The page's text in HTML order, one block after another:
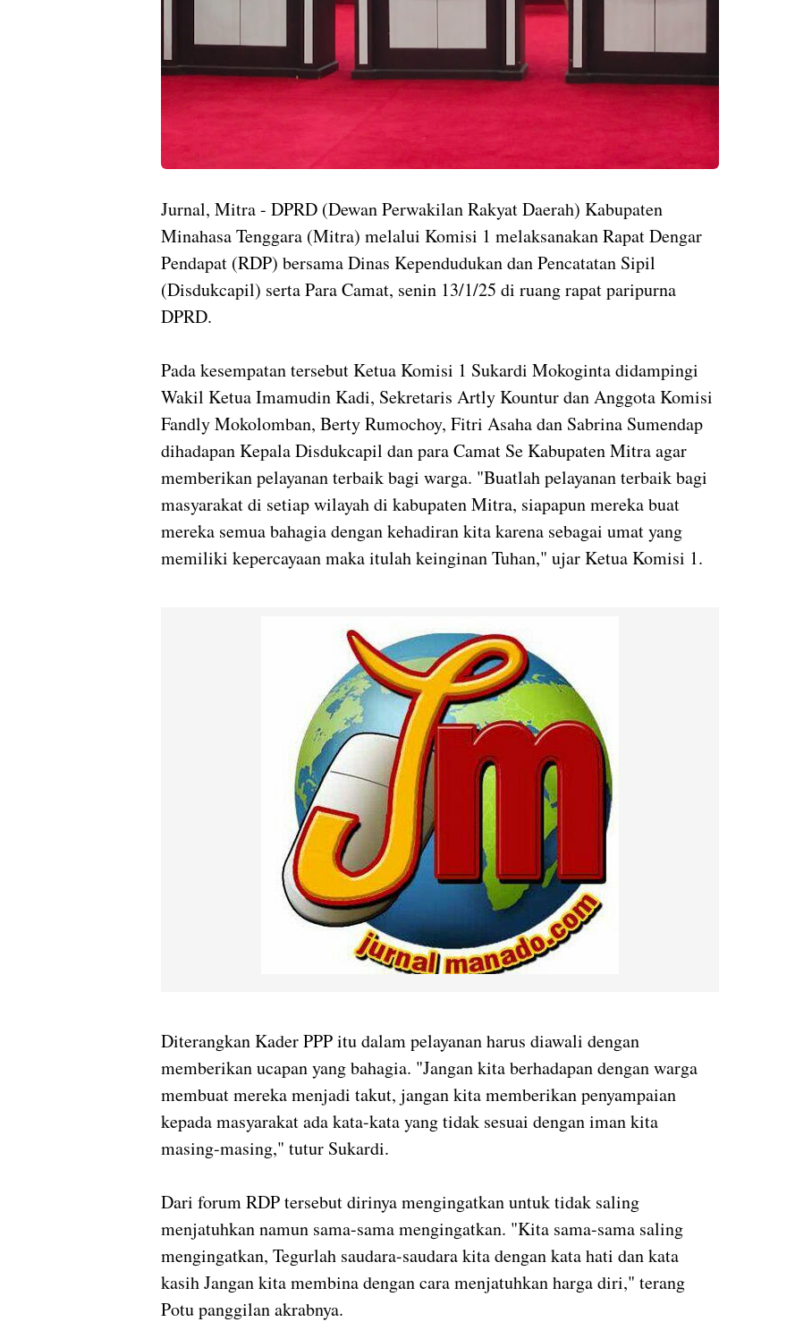
Jurnal, Mitra - DPRD (Dewan Perwakilan Rakyat Daerah) Kabupaten
Minahasa Tenggara (Mitra) melalui Komisi 1 melaksanakan Rapat Dengar
Pendapat (RDP) bersama Dinas Kependudukan dan Pencatatan Sipil
(Disdukcapil) serta Para Camat, senin 13/1/25 di ruang rapat paripurna
DPRD.
Pada kesempatan tersebut Ketua Komisi 1 Sukardi Mokoginta didampingi
Wakil Ketua Imamudin Kadi, Sekretaris Artly Kountur dan Anggota Komisi
Fandly Mokolomban, Berty Rumochoy, Fitri Asaha dan Sabrina Sumendap
dihadapan Kepala Disdukcapil dan para Camat Se Kabupaten Mitra agar
memberikan pelayanan terbaik bagi warga. "Buatlah pelayanan terbaik bagi
masyarakat di setiap wilayah di kabupaten Mitra, siapapun mereka buat
mereka semua bahagia dengan kehadiran kita karena sebagai umat yang
memiliki kepercayaan maka itulah keinginan Tuhan," ujar Ketua Komisi 1.
Diterangkan Kader PPP itu dalam pelayanan harus diawali dengan
memberikan ucapan yang bahagia. "Jangan kita berhadapan dengan warga
membuat mereka menjadi takut, jangan kita memberikan penyampaian
kepada masyarakat ada kata-kata yang tidak sesuai dengan iman kita
masing-masing," tutur Sukardi.
Dari forum RDP tersebut dirinya mengingatkan untuk tidak saling
menjatuhkan namun sama-sama mengingatkan. "Kita sama-sama saling
mengingatkan, Tegurlah saudara-saudara kita dengan kata hati dan kata
kasih Jangan kita membina dengan cara menjatuhkan harga diri," terang
Potu panggilan akrabnya.